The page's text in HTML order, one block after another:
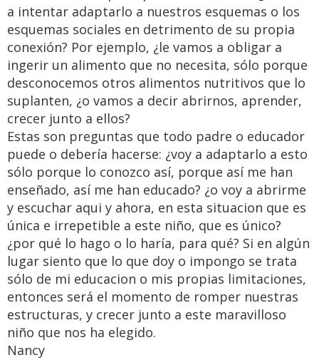
a intentar adaptarlo a nuestros esquemas o los
esquemas sociales en detrimento de su propia
conexión? Por ejemplo, ¿le vamos a obligar a
ingerir un alimento que no necesita, sólo porque
desconocemos otros alimentos nutritivos que lo
suplanten, ¿o vamos a decir abrirnos, aprender,
crecer junto a ellos?
Estas son preguntas que todo padre o educador
puede o debería hacerse: ¿voy a adaptarlo a esto
sólo porque lo conozco así, porque así me han
enseñado, así me han educado? ¿o voy a abrirme
y escuchar aqui y ahora, en esta situacion que es
única e irrepetible a este niño, que es único?
¿por qué lo hago o lo haría, para qué? Si en algún
lugar siento que lo que doy o impongo se trata
sólo de mi educacion o mis propias limitaciones,
entonces será el momento de romper nuestras
estructuras, y crecer junto a este maravilloso
niño que nos ha elegido.
Nancy